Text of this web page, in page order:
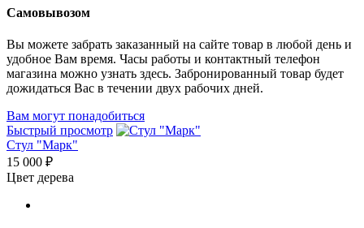
Самовывозом
Вы можете забрать заказанный на сайте товар в любой день и
удобное Вам время. Часы работы и контактный телефон
магазина можно узнать здесь. Забронированный товар будет
дожидаться Вас в течении двух рабочих дней.
Вам могут понадобиться
Быстрый просмотр
Стул "Марк"
15 000 ₽
Цвет дерева